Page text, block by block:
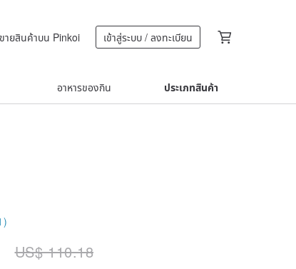
ายสินค้าบน Pinkoi เข้าสู่ระบบ / ลงทะเบียน
อาหารของกิน ประเภทสินค้า
US$110.18